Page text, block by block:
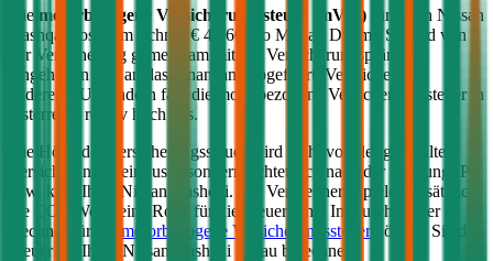
Die motorbezogene Versicherungssteuer (mVSt) für einen Nissan
Qashqai
kostet im Schnitt € 41,60
pro Monat. Die mVSt wird von
der Versicherung gemeinsam mit der Versicherungsprämie
eingehoben und an das Finanzamt abgeführt. Verglichen mit
anderen EU-Ländern fällt die motorbezogene Versicherungssteuer in
Österreich relativ hoch aus.
Die Höhe der Versicherungssteuer wird nicht von der gewählten
Versicherung beeinflusst, sondern richtet sich nach der Leistung (PS
bzw. kW) Ihres
Nissan Qashqai. Bei Verbrennern spielen zusätzlich
die CO2-Werte eine Rolle für die Steuerhöhe. Im durchblicker
Rechner für die motorbezogene Versicherungssteuer
können Sie die
Steuer für Ihren Nissan Qashqai genau berechnen.